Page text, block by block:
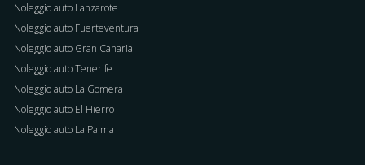
Noleggio auto Lanzarote
Noleggio auto Fuerteventura
Noleggio auto Gran Canaria
Noleggio auto Tenerife
Noleggio auto La Gomera
Noleggio auto El Hierro
Noleggio auto La Palma